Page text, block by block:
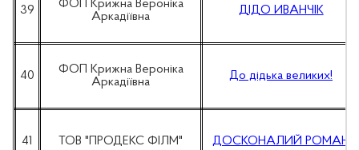
39
ФОП Крижна Вероніка
Аркадіївна
ДІДО ИВАНЧІК
40
ФОП Крижна Вероніка
Аркадіївна
До дідька великих!
41 ТОВ "ПРОДЕКС ФІЛМ" ДОСКОНАЛИЙ РОМАН